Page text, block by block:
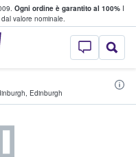
Ogni ordine è garantito al 100%I
valore nominale.
StubHub - Dove
biglietti
, Edinburgh